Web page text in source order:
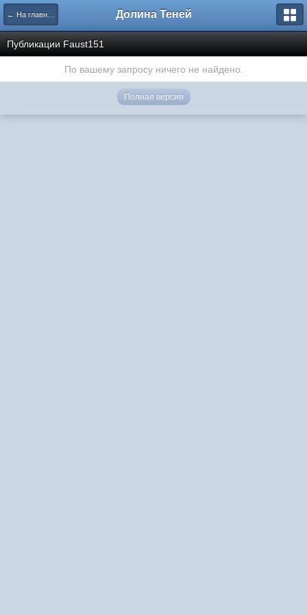
← На главную Долина Теней
Публикации Faust151
По вашему запросу ничего не найдено.
Полная версия